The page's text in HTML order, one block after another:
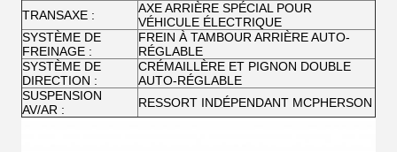
TRANSAXE :
AXE ARRIÈRE SPÉCIAL POUR
VÉHICULE ÉLECTRIQUE
SYSTÈME DE
FREINAGE :
FREIN À TAMBOUR ARRIÈRE AUTO-
RÉGLABLE
SYSTÈME DE
DIRECTION :
CRÉMAILLÈRE ET PIGNON DOUBLE
AUTO-RÉGLABLE
SUSPENSION
AV/AR :
RESSORT INDÉPENDANT MCPHERSON